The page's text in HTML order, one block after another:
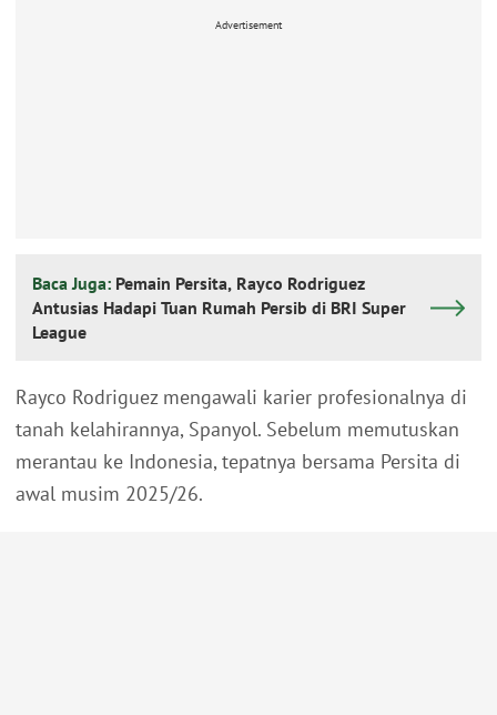
Advertisement
Baca Juga: Pemain Persita, Rayco Rodriguez
Antusias Hadapi Tuan Rumah Persib di BRI Super
League
Rayco Rodriguez mengawali karier profesionalnya di
tanah kelahirannya, Spanyol. Sebelum memutuskan
merantau ke Indonesia, tepatnya bersama Persita di
awal musim 2025/26.